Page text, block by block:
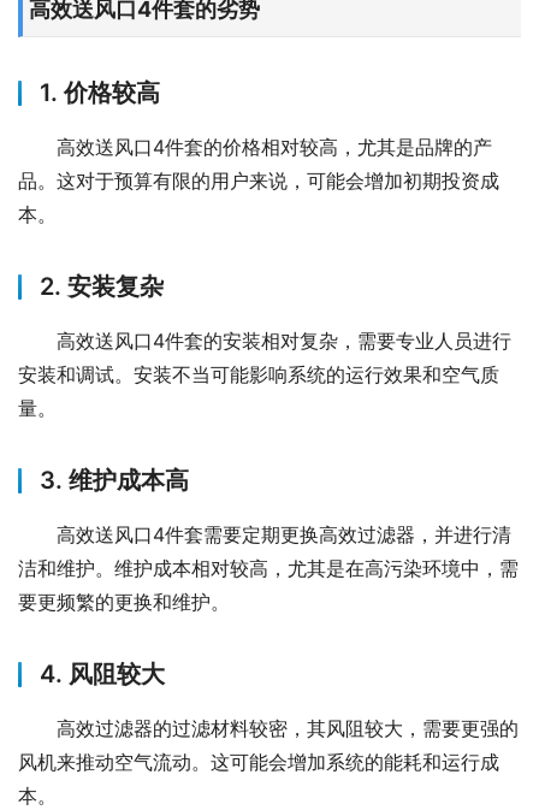
高效送风口4件套的劣势
1. 价格较高
高效送风口4件套的价格相对较高，尤其是品牌的产
品。这对于预算有限的用户来说，可能会增加初期投资成
本。
2. 安装复杂
高效送风口4件套的安装相对复杂，需要专业人员进行
安装和调试。安装不当可能影响系统的运行效果和空气质
量。
3. 维护成本高
高效送风口4件套需要定期更换高效过滤器，并进行清
洁和维护。维护成本相对较高，尤其是在高污染环境中，需
要更频繁的更换和维护。
4. 风阻较大
高效过滤器的过滤材料较密，其风阻较大，需要更强的
风机来推动空气流动。这可能会增加系统的能耗和运行成
本。